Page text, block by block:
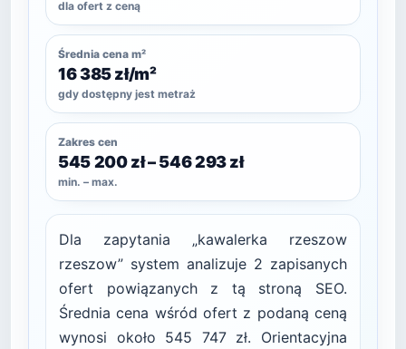
dla ofert z ceną
Średnia cena m²
16 385 zł/m²
gdy dostępny jest metraż
Zakres cen
545 200 zł – 546 293 zł
min. – max.
Dla zapytania „kawalerka rzeszow
rzeszow” system analizuje 2 zapisanych
ofert powiązanych z tą stroną SEO.
Średnia cena wśród ofert z podaną ceną
wynosi około 545 747 zł. Orientacyjna